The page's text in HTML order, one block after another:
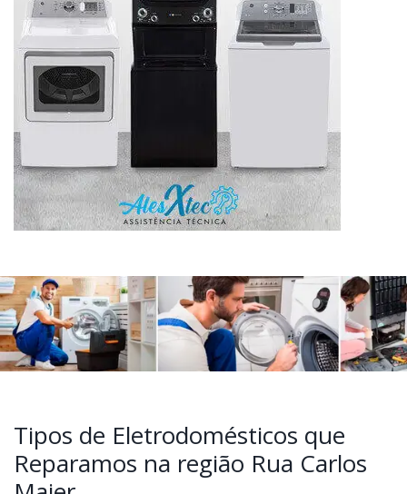
Tipos de Eletrodomésticos que
Reparamos na região Rua Carlos